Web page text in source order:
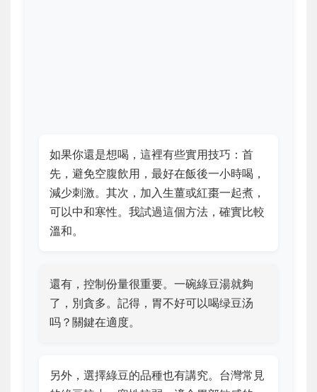
如果你還是想喝，這裡有些實用技巧：首
先，避免空腹飲用，最好在飯後一小時喝，
減少刺激。其次，加入生薑或紅棗一起煮，
可以中和寒性。我試過這個方法，確實比較
溫和。
還有，控制份量很重要。一碗綠豆湯就夠
了，別貪多。記得，胃不好可以喝绿豆汤
吗？關鍵在適度。
另外，選擇綠豆的品種也有講究。台灣常見